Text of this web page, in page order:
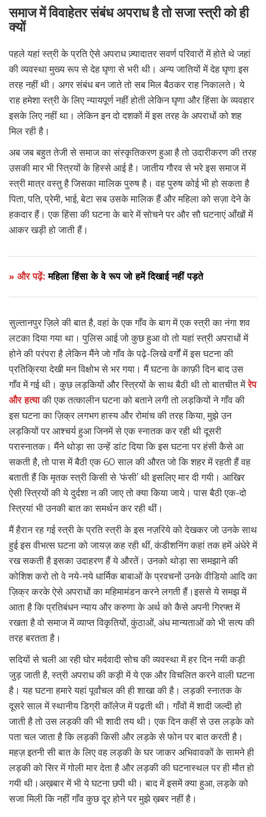
समाज में विवाहेतर संबंध अपराध है तो सजा स्त्री को ही
क्यों
पहले यहां स्त्री के प्रति ऐसे अपराध ज़्यादातर सवर्ण परिवारों में होते थे जहां
की व्यवस्था मुख्य रूप से देह घृणा से भरी थी। अन्य जातियों में देह घृणा इस
तरह नहीं थी। अगर संबंध बन जाते तो सब मिल बैठकर राह निकालते। ये
राह हमेशा स्त्री के लिए न्यायपूर्ण नहीं होती लेकिन घृणा और हिंसा के व्यवहार
इसके लिए नहीं था। लेकिन इन दो दशकों में इस तरह के अपराधों को शह
मिल रही है।
अब जब बहुत तेजी से समाज का संस्कृतिकरण हुआ है तो उदारीकरण की तरह
उसकी मार भी स्त्रियों के हिस्से आई है। जातीय गौरव से भरे इस समाज में
स्त्री मात्र वस्तु है जिसका मालिक पुरुष है। वह पुरुष कोई भी हो सकता है
पिता, पति, प्रेमी, भाई, बेटा सब उसके मालिक हैं और महिला को सज़ा देने के
हकदार हैं। एक हिंसा की घटना के बारे में सोचने पर और सौ घटनाएं आँखों में
आकर खड़ी हो जाती हैं।
» और पढ़ें:महिला हिंसा के वे रूप जो हमें दिखाई नहीं पड़ते
सुल्तानपुर ज़िले की बात है, वहां के एक गाँव के बाग में एक स्त्री का नंगा शव
लटका दिया गया था। पुलिस आई जो कुछ हुआ वो तो यहां स्त्री अपराधों में
होने की परंपरा है लेकिन मैंने जो गाँव के पढ़े-लिखे वर्गों में इस घटना की
प्रतिक्रिया देखी मन विक्षोभ से भर गया। मैं घटना के काफ़ी दिन बाद उस
गाँव में गई थी। कुछ लड़कियों और स्त्रियों के साथ बैठी थी तो बातचीत मेंरेप
और हत्याकी एक तत्कालीन घटना को बताने लगी तो लड़कियों ने गाँव की
इस घटना का ज़िक्र लगभग हास्य और रोमांच की तरह किया, मुझे उन
लड़कियों पर आश्चर्य हुआ जिनमें से एक स्नातक कर रही थी दूसरी
परास्नातक। मैंने थोड़ा सा उन्हें डांट दिया कि इस घटना पर हंसी कैसे आ
सकती है, तो पास में बैठी एक 60 साल की औरत जो कि शहर में रहती हैं वह
बताती हैं कि मृतक स्त्री किसी से ‘फंसी’ थी इसलिए मार दी गयी। आखिर
ऐसी स्त्रियों की ये दुर्दशा न की जाए तो क्या किया जाये। पास बैठी एक-दो
स्त्रियां भी उनकी बात का समर्थन कर रही थीं।
मैं हैरान रह गई स्त्री के प्रति स्त्री के इस नज़रिये को देखकर जो उनके साथ
हुई इस वीभत्स घटना को जायज़ कह रही थीं, कंडीशनिंग कहां तक हमें अंधेरे में
रख सकती है इसका उदाहरण हैं ये औरतें। उनको थोड़ा सा समझाने की
कोशिश करो तो वे नये-नये धार्मिक बाबाओं के प्रवचनों उनके वीडियो आदि का
ज़िक्र करके ऐसे अपराधों का महिमामंडन करने लगती हैं।इससे ये समझ में
आता है कि प्रतिबंधन न्याय और करुणा के अर्थ को कैसे अपनी गिरफ्त में
रखता है वो समाज में व्याप्त विकृतियों, कुंठाओं, अंध मान्यताओं को भी सत्य की
तरह बरतता है।
सदियों से चली आ रही घोर मर्दवादी सोच की व्यवस्था में हर दिन नयी कड़ी
जुड़ जाती है, स्त्री अपराध की कड़ी में ये एक और विचलित करने वाली घटना
है। यह घटना हमारे यहां पूर्वांचल की ही शाखा की है। लड़की स्नातक के
दूसरे साल में स्थानीय डिग्री कॉलेज में पढ़ती थी। गाँवों में शादी जल्दी हो
जाती है तो उस लड़की की भी शादी तय थी। एक दिन कहीं से उस लड़के को
पता चल जाता है कि लड़की किसी और लड़के से फोन पर बात करती है।
महज़ इतनी सी बात के लिए वह लड़की के घर जाकर अभिवावकों के सामने ही
लड़की को सिर में गोली मार देता है और लड़की की घटनास्थल पर ही मौत हो
गयी थी।अख़बार में भी ये घटना छपी थी। बाद में इसमें क्या हुआ, लड़के को
सजा मिली कि नहीं गाँव कुछ दूर होने पर मुझे ख़बर नहीं है।